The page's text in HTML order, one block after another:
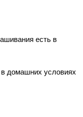
есть в
домашних условиях